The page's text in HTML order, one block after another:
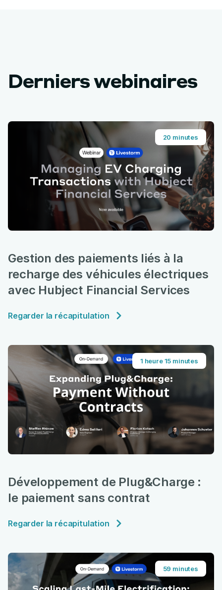
Derniers webinaires
20 minutes
Gestion des paiements liés à la
recharge des véhicules électriques
avec Hubject Financial Services
Regarder la récapitulation
1 heure 15 minutes
Développement de Plug&Charge :
le paiement sans contrat
Regarder la récapitulation
59 minutes